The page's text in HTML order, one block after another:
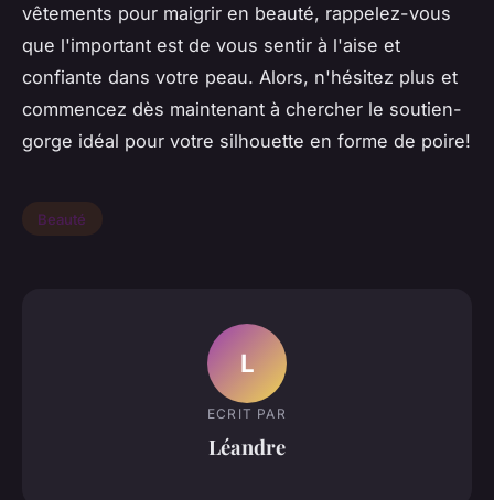
vêtements pour maigrir en beauté, rappelez-vous
que l'important est de vous sentir à l'aise et
confiante dans votre peau. Alors, n'hésitez plus et
commencez dès maintenant à chercher le soutien-
gorge idéal pour votre silhouette en forme de poire!
Beauté
L
ECRIT PAR
Léandre